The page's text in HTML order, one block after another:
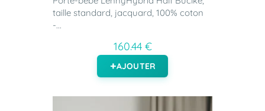
taille standard, jacquard, 100% coton
-...
160.44 €
AJOUTER